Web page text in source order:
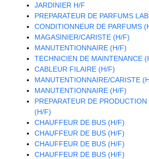
JARDINIER H/F
PREPARATEUR DE PARFUMS
CONDITIONNEUR DE PARFUMS
MAGASINIER/CARISTE (H/F)
MANUTENTIONNAIRE (H/F)
TECHNICIEN DE MAINTENANCE
CABLEUR FILAIRE (H/F)
MANUTENTIONNAIRE/CARISTE
MANUTENTIONNAIRE (H/F)
PREPARATEUR DE
(H/F)
CHAUFFEUR DE BUS (H/F)
CHAUFFEUR DE BUS (H/F)
CHAUFFEUR DE BUS (H/F)
CHAUFFEUR DE BUS (H/F)